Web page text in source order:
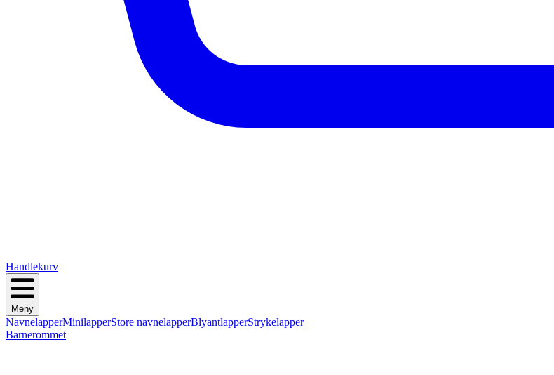
Handlekurv
Meny
NavnelapperMinilapperStore navnelapperBlyantlapperStrykelapper
Barnerommet